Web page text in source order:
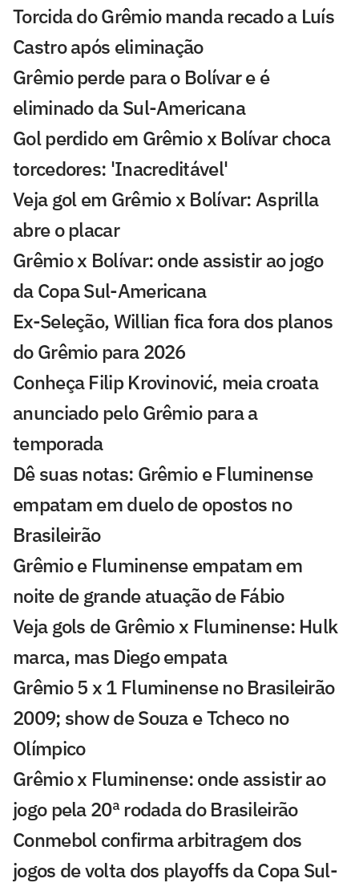
Torcida do Grêmio manda recado a Luís
Castro após eliminação
Grêmio perde para o Bolívar e é
eliminado da Sul-Americana
Gol perdido em Grêmio x Bolívar choca
torcedores: 'Inacreditável'
Veja gol em Grêmio x Bolívar: Asprilla
abre o placar
Grêmio x Bolívar: onde assistir ao jogo
da Copa Sul-Americana
Ex-Seleção, Willian fica fora dos planos
do Grêmio para 2026
Conheça Filip Krovinović, meia croata
anunciado pelo Grêmio para a
temporada
Dê suas notas: Grêmio e Fluminense
empatam em duelo de opostos no
Brasileirão
Grêmio e Fluminense empatam em
noite de grande atuação de Fábio
Veja gols de Grêmio x Fluminense: Hulk
marca, mas Diego empata
Grêmio 5 x 1 Fluminense no Brasileirão
2009; show de Souza e Tcheco no
Olímpico
Grêmio x Fluminense: onde assistir ao
jogo pela 20ª rodada do Brasileirão
Conmebol confirma arbitragem dos
jogos de volta dos playoffs da Copa Sul-